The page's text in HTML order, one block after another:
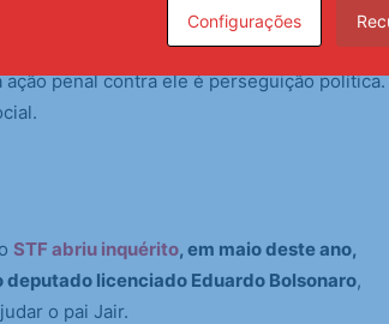
deixar Bolsonaro “em paz”.
penal contra ele é perseguição política.
STF abriu inquérito, em maio deste ano,
licenciado Eduardo Bolsonaro,
o pai Jair.
Configurações